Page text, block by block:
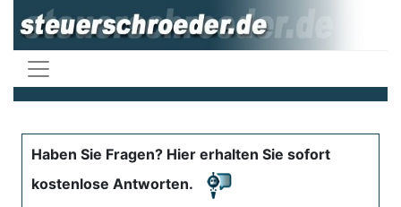
Haben Sie Fragen? Hier erhalten Sie sofort
kostenlose Antworten.